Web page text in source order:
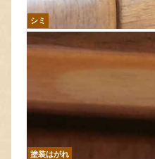
シミ
塗装はがれ